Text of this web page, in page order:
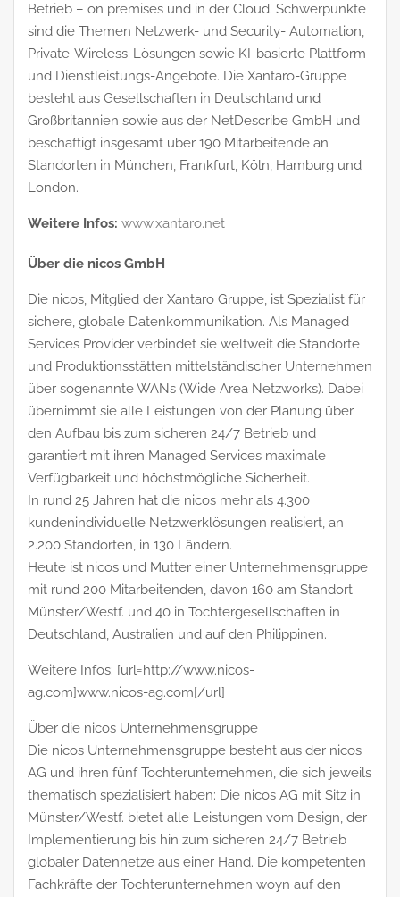
Betrieb – on premises und in der Cloud. Schwerpunkte
sind die Themen Netzwerk- und Security- Automation,
Private-Wireless-Lösungen sowie KI-basierte Plattform-
und Dienstleistungs-Angebote. Die Xantaro-Gruppe
besteht aus Gesellschaften in Deutschland und
Großbritannien sowie aus der NetDescribe GmbH und
beschäftigt insgesamt über 190 Mitarbeitende an
Standorten in München, Frankfurt, Köln, Hamburg und
London.
Weitere Infos: www.xantaro.net
Über die nicos GmbH
Die nicos, Mitglied der Xantaro Gruppe, ist Spezialist für
sichere, globale Datenkommunikation. Als Managed
Services Provider verbindet sie weltweit die Standorte
und Produktionsstätten mittelständischer Unternehmen
über sogenannte WANs (Wide Area Netzworks). Dabei
übernimmt sie alle Leistungen von der Planung über
den Aufbau bis zum sicheren 24/7 Betrieb und
garantiert mit ihren Managed Services maximale
Verfügbarkeit und höchstmögliche Sicherheit.
In rund 25 Jahren hat die nicos mehr als 4.300
kundenindividuelle Netzwerklösungen realisiert, an
2.200 Standorten, in 130 Ländern.
Heute ist nicos und Mutter einer Unternehmensgruppe
mit rund 200 Mitarbeitenden, davon 160 am Standort
Münster/Westf. und 40 in Tochtergesellschaften in
Deutschland, Australien und auf den Philippinen.
Weitere Infos: [url=http://www.nicos-
ag.com]www.nicos-ag.com[/url]
Über die nicos Unternehmensgruppe
Die nicos Unternehmensgruppe besteht aus der nicos
AG und ihren fünf Tochterunternehmen, die sich jeweils
thematisch spezialisiert haben: Die nicos AG mit Sitz in
Münster/Westf. bietet alle Leistungen vom Design, der
Implementierung bis hin zum sicheren 24/7 Betrieb
globaler Datennetze aus einer Hand. Die kompetenten
Fachkräfte der Tochterunternehmen woyn auf den